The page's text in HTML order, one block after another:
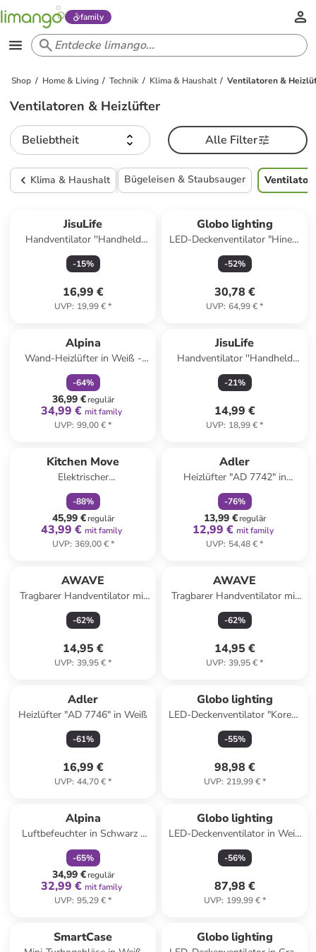
family
Shop Home & Living Technik Klima & Haushalt Ventilatoren &
Ventilatoren & Heizlüfter
Beliebtheit Alle Filter
Klima & Haushalt Bügeleisen & Staubsauger
JisuLife
Handventilator ''Handheld
Fan 4'' in Grau - (B)8,3 x
(H)17,3 x (T)4,2 cm
-15%
16,99 €
UVP: 19,99 €*
Globo lighting
LED-Deckenventilator "Hinea"
in Schwarz - (H)13 x Ø 40,6
cm
-52%
30,78 €
UVP: 64,99 €*
Alpina
Wand-Heizlüfter in Weiß -
(B)43 x (H)12 x (T)18 cm
-64%
36,99 €regulär
34,99 € mit family
UVP: 99,00 €*
JisuLife
Handventilator ''Handheld
Fan 8'' in Weiß - (B)4 x (H)12
x (T)3,7 cm
-21%
14,99 €
UVP: 18,99 €*
Kitchen Move
Elektrischer
Trägheitsheizkörper "Glass" in
Schwarz
-88%
45,99 €regulär
43,99 € mit family
UVP: 369,00 €*
Adler
Heizlüfter "AD 7742" in
Schwarz
-76%
13,99 €regulär
12,99 € mit family
UVP: 54,48 €*
AWAVE
Tragbarer Handventilator mit
Sprühnebelfunktion | Rosé in
Rosé
-62%
14,95 €
UVP: 39,95 €*
AWAVE
Tragbarer Handventilator mit
Wasserkühlung und Akku
USB Wiederaufladbar in Pink
-62%
14,95 €
UVP: 39,95 €*
Adler
Heizlüfter "AD 7746" in Weiß
-61%
16,99 €
UVP: 44,70 €*
Globo lighting
LED-Deckenventilator "Koren"
in Schwarz - (H)13,9 x Ø 45
cm
-55%
98,98 €
UVP: 219,99 €*
Alpina
Luftbefeuchter in Schwarz -
(H)32 cm
-65%
34,99 €regulär
32,99 € mit family
UVP: 95,29 €*
Globo lighting
LED-Deckenventilator in Weiß
- (H)28 x Ø 76 cm
-56%
87,98 €
UVP: 199,99 €*
SmartCase Globo lighting